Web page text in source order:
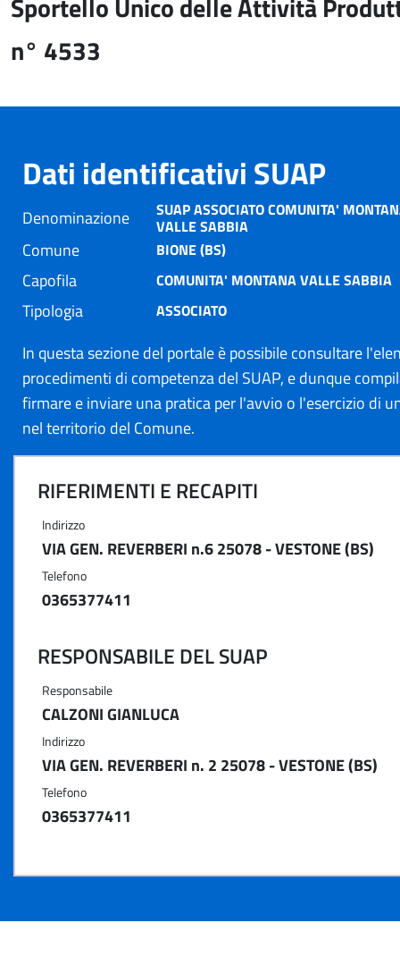
n° 4533
Dati identificativi SUAP
Denominazione SUAP ASSOCIATO COMUNITA'
VALLE SABBIA
Comune BIONE (BS)
Capofila COMUNITA' MONTANA VALLE SABBIA
Tipologia ASSOCIATO
In questa sezione del portale è possibile consultare
procedimenti di competenza del SUAP, e dunque
firmare e inviare una pratica per l'avvio o l'esercizio di
nel territorio del Comune.
RIFERIMENTI E RECAPITI
Indirizzo
VIA GEN. REVERBERI n.6 25078 - VESTONE (BS)
Telefono
0365377411
RESPONSABILE DEL SUAP
Responsabile
CALZONI GIANLUCA
Indirizzo
VIA GEN. REVERBERI n. 2 25078 - VESTONE (BS)
Telefono
0365377411